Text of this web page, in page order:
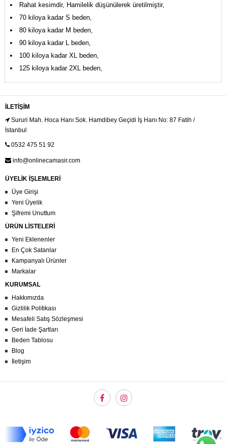
Rahat kesimdir, Hamilelik düşünülerek üretilmiştir,
70 kiloya kadar S beden,
80 kiloya kadar M beden,
90 kiloya kadar L beden,
100 kiloya kadar XL beden,
125 kiloya kadar 2XL beden,
İLETIŞIM
Sururi Mah. Hoca Hanı Sok. Hamdibey Geçidi İş Hanı No: 87 Fatih /
İstanbul
0532 475 51 92
info@onlinecamasir.com
ÜYELİK İŞLEMLERİ
Üye Girişi
Yeni Üyelik
Şifremi Unuttum
ÜRÜN LİSTELERİ
Yeni Eklenenler
En Çok Satanlar
Kampanyalı Ürünler
Markalar
KURUMSAL
Hakkımızda
Gizlilik Politikası
Mesafeli Satış Sözleşmesi
Geri İade Şartları
Beden Tablosu
Blog
İletişim